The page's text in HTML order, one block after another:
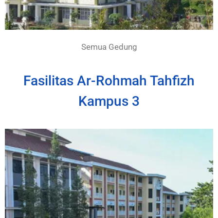
Semua Gedung
Fasilitas Ar-Rohmah Tahfizh
Kampus 3